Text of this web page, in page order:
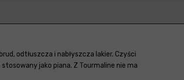
odtłuszcza i nabłyszcza lakier. Czyści
jako piana. Z Tourmaline nie ma